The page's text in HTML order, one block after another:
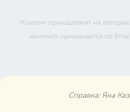
Контент принадлежит их
контента принимаются по
Справка: Яна